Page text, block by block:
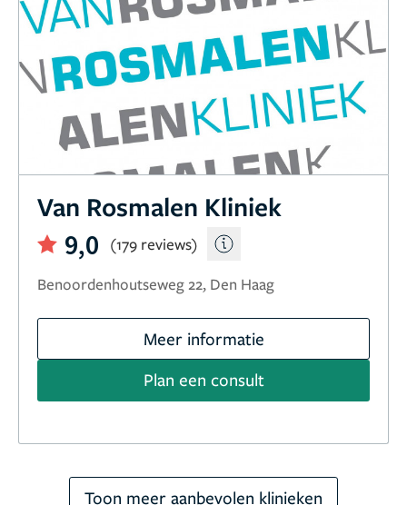
Van Rosmalen Kliniek
9,0
(179 reviews)
Benoordenhoutseweg 22, Den Haag
Meer informatie
Plan een consult
Toon meer aanbevolen klinieken